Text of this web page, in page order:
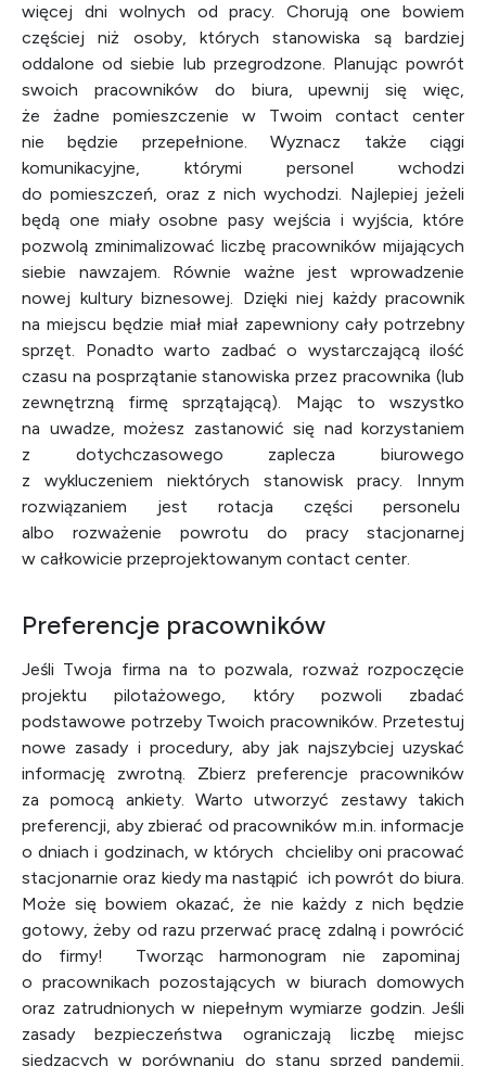
więcej dni wolnych od pracy. Chorują one bowiem
częściej niż osoby, których stanowiska są bardziej
oddalone od siebie lub przegrodzone. Planując powrót
swoich pracowników do biura, upewnij się więc,
że żadne pomieszczenie w Twoim contact center
nie będzie przepełnione. Wyznacz także ciągi
komunikacyjne, którymi personel wchodzi
do pomieszczeń, oraz z nich wychodzi. Najlepiej jeżeli
będą one miały osobne pasy wejścia i wyjścia, które
pozwolą zminimalizować liczbę pracowników mijających
siebie nawzajem. Równie ważne jest wprowadzenie
nowej kultury biznesowej. Dzięki niej każdy pracownik
na miejscu będzie miał miał zapewniony cały potrzebny
sprzęt. Ponadto warto zadbać o wystarczającą ilość
czasu na posprzątanie stanowiska przez pracownika (lub
zewnętrzną firmę sprzątającą). Mając to wszystko
na uwadze, możesz zastanowić się nad korzystaniem
z dotychczasowego zaplecza biurowego
z wykluczeniem niektórych stanowisk pracy. Innym
rozwiązaniem jest rotacja części personelu
albo rozważenie powrotu do pracy stacjonarnej
w całkowicie przeprojektowanym contact center.
Preferencje pracowników
Jeśli Twoja firma na to pozwala, rozważ rozpoczęcie
projektu pilotażowego, który pozwoli zbadać
podstawowe potrzeby Twoich pracowników. Przetestuj
nowe zasady i procedury, aby jak najszybciej uzyskać
informację zwrotną. Zbierz preferencje pracowników
za pomocą ankiety. Warto utworzyć zestawy takich
preferencji, aby zbierać od pracowników m.in. informacje
o dniach i godzinach, w których chcielibyoni pracować
stacjonarnie oraz kiedy ma nastąpić ich powrót do biura.
Może się bowiem okazać, że nie każdy z nich będzie
gotowy, żeby od razu przerwać pracę zdalną i powrócić
do firmy! Tworząc harmonogram nie zapominaj
o pracownikach pozostających w biurach domowych
oraz zatrudnionych w niepełnym wymiarze godzin. Jeśli
zasady bezpieczeństwa ograniczają liczbę miejsc
siedzących w porównaniu do stanu sprzed pandemii,